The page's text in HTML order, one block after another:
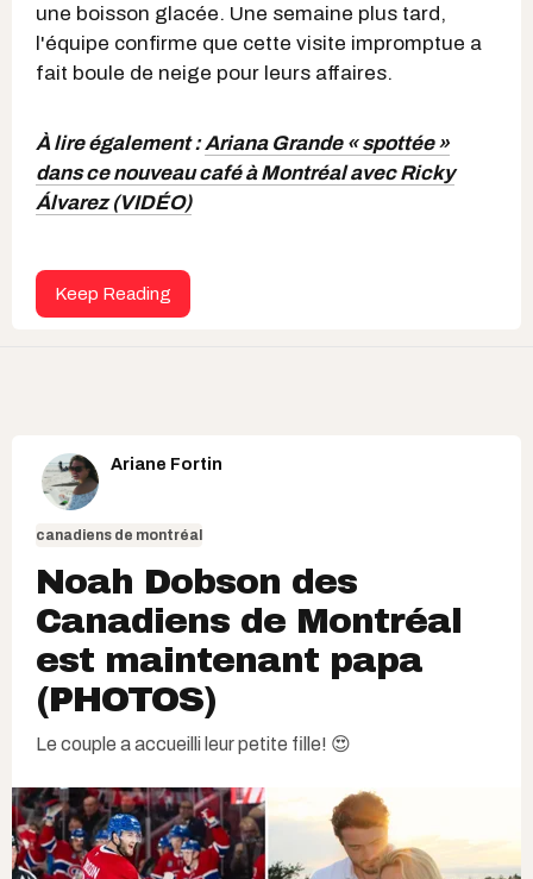
une boisson glacée. Une semaine plus tard,
l'équipe confirme que cette visite impromptue a
fait boule de neige pour leurs affaires.
À lire également :Ariana Grande « spottée »
dans ce nouveau café à Montréal avec Ricky
Álvarez (VIDÉO)
Keep Reading
Ariane Fortin
canadiens de montréal
Noah Dobson des
Canadiens de Montréal
est maintenant papa
(PHOTOS)
Le couple a accueilli leur petite fille! 😍